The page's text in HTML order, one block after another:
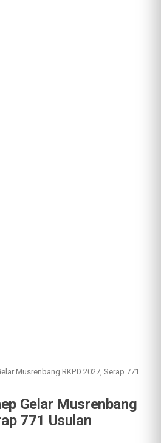
Musrenbang RKPD 2027, Serap 771
Gelar Musrenbang
771 Usulan